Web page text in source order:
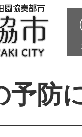
予防